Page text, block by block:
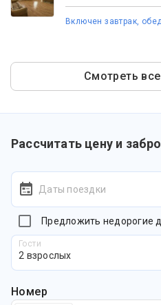
Включен завтрак,
Смотреть
Рассчитать цену и
Даты поездки
Предложить недорогие
Гости
2 взрослых
Номер